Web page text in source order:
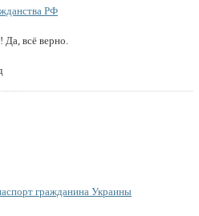
РФ
всё верно.
гражданина Украины